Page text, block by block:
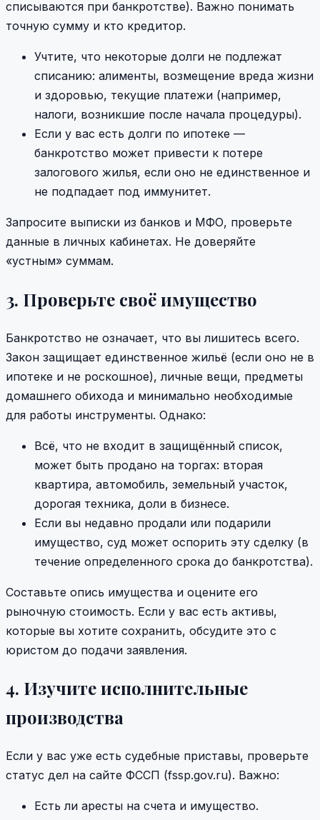
списываются при банкротстве). Важно понимать
точную сумму и кто кредитор.
Учтите, что некоторые долги не подлежат
списанию: алименты, возмещение вреда жизни
и здоровью, текущие платежи (например,
налоги, возникшие после начала процедуры).
Если у вас есть долги по ипотеке —
банкротство может привести к потере
залогового жилья, если оно не единственное и
не подпадает под иммунитет.
Запросите выписки из банков и МФО, проверьте
данные в личных кабинетах. Не доверяйте
«устным» суммам.
3. Проверьте своё имущество
Банкротство не означает, что вы лишитесь всего.
Закон защищает единственное жильё (если оно не в
ипотеке и не роскошное), личные вещи, предметы
домашнего обихода и минимально необходимые
для работы инструменты. Однако:
Всё, что не входит в защищённый список,
может быть продано на торгах: вторая
квартира, автомобиль, земельный участок,
дорогая техника, доли в бизнесе.
Если вы недавно продали или подарили
имущество, суд может оспорить эту сделку (в
течение определенного срока до банкротства).
Составьте опись имущества и оцените его
рыночную стоимость. Если у вас есть активы,
которые вы хотите сохранить, обсудите это с
юристом до подачи заявления.
4. Изучите исполнительные
производства
Если у вас уже есть судебные приставы, проверьте
статус дел на сайте ФССП (fssp.gov.ru). Важно:
Есть ли аресты на счета и имущество.